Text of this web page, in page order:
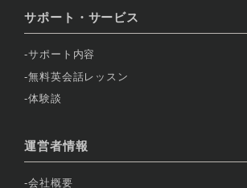
サポート・サービス
サポート内容
無料英会話レッスン
体験談
運営者情報
会社概要